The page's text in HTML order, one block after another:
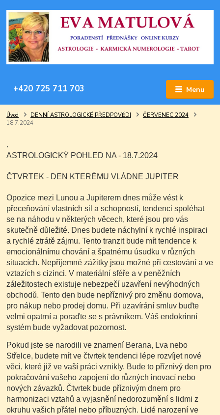
Menu
+420 725 711 703
Úvod DENNÍ ASTROLOGICKÉ PŘEDPOVĚDI
ČERVENEC 2024
18.7.2024
.
ASTROLOGICKÝ POHLED NA - 18.7.2024
ČTVRTEK - DEN KTERÉMU VLÁDNE JUPITER
Opozice mezi Lunou a Jupiterem dnes může vést k
přeceňování vlastních sil a schopností, tendenci spoléhat
se na náhodu v některých věcech, které jsou pro vás
skutečně důležité. Dnes budete náchylní k rychlé inspiraci
a rychlé ztrátě zájmu. Tento tranzit bude mít tendence k
emocionálnímu chování a špatnému úsudku v různých
situacích. Nepříjemné zážitky jsou možné při cestování a ve
vztazích s cizinci. V materiální sféře a v peněžních
záležitostech existuje nebezpečí uzavření nevýhodných
obchodů. Tento den bude nepříznivý pro změnu domova,
pro nákup nebo prodej domu. Při uzavírání smluv buďte
velmi opatrní a poraďte se s právníkem. Váš endokrinní
systém bude vyžadovat pozornost.
Pokud jste se narodili ve znamení Berana, Lva nebo
Střelce, budete mít ve čtvrtek tendenci lépe rozvíjet nové
věci, které již ve vaší práci vznikly. Bude to příznivý den pro
pokračování vašeho zapojení do různých inovací nebo
nových závazků. Čtvrtek bude příznivým dnem pro
harmonizaci vztahů a vyjasnění nedorozumění s lidmi z
okruhu vašich přátel nebo příbuzných. Lidé narození ve